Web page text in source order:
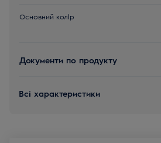
Основний колір
Документи по продукту
Всі характеристики